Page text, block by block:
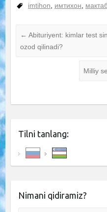
imtihon, имтихон,
← Abituriyent: kimlar test
ozod qilinadi?
Milliy
Tilni tanlang:
Nimani qidiramiz?